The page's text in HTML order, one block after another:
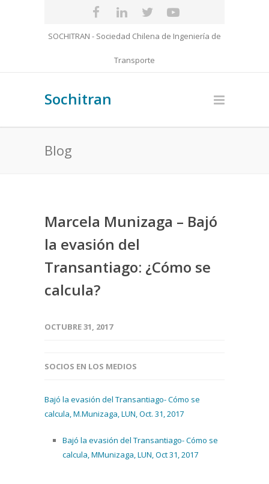
SOCHITRAN - Sociedad Chilena de Ingeniería de
Transporte
Sochitran
Blog
Marcela Munizaga – Bajó
la evasión del
Transantiago: ¿Cómo se
calcula?
OCTUBRE 31, 2017
SOCIOS EN LOS MEDIOS
Bajó la evasión del Transantiago- Cómo se
calcula, M.Munizaga, LUN, Oct. 31, 2017
Bajó la evasión del Transantiago- Cómo se
calcula, MMunizaga, LUN, Oct 31, 2017